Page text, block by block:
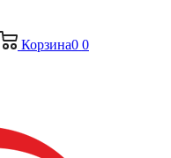
Корзина0 0